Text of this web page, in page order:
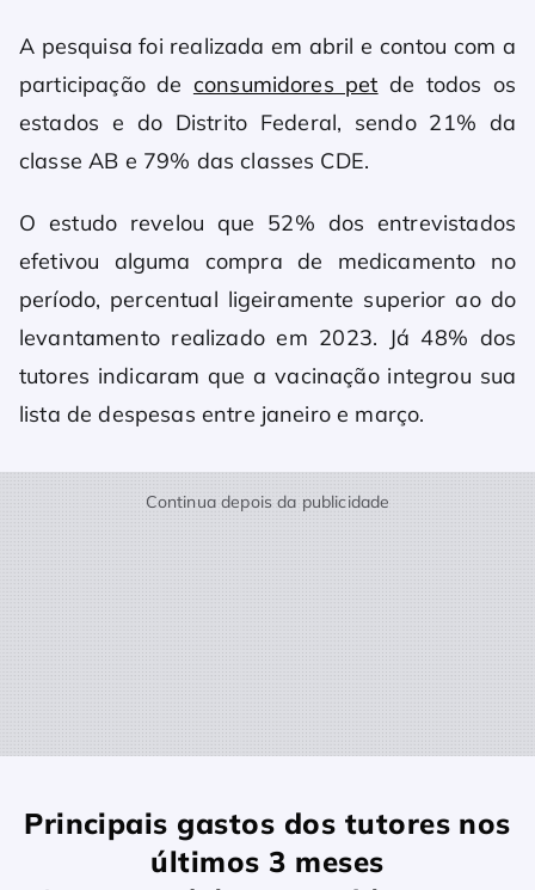
A pesquisa foi realizada em abril e contou com a
participação de consumidores pet de todos os
estados e do Distrito Federal, sendo 21% da
classe AB e 79% das classes CDE.
O estudo revelou que 52% dos entrevistados
efetivou alguma compra de medicamento no
período, percentual ligeiramente superior ao do
levantamento realizado em 2023. Já 48% dos
tutores indicaram que a vacinação integrou sua
lista de despesas entre janeiro e março.
Continua depois da publicidade
Principais gastos dos tutores nos
últimos 3 meses